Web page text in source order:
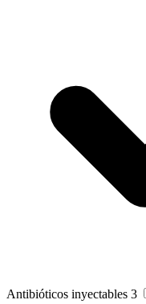
Antibióticos inyectables 3